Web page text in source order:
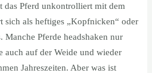
das Pferd unkontrolliert mit dem
sich als heftiges „Kopfnicken“ oder
Manche Pferde headshaken nur
auch auf der Weide und wieder
Jahreszeiten. Aber was ist